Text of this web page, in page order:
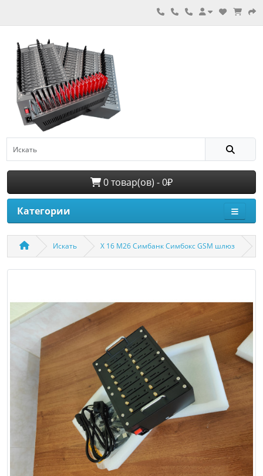
0 товар(ов) - 0₽
Категории
Искать X 16 M26 Симбанк Симбокс GSM шлюз